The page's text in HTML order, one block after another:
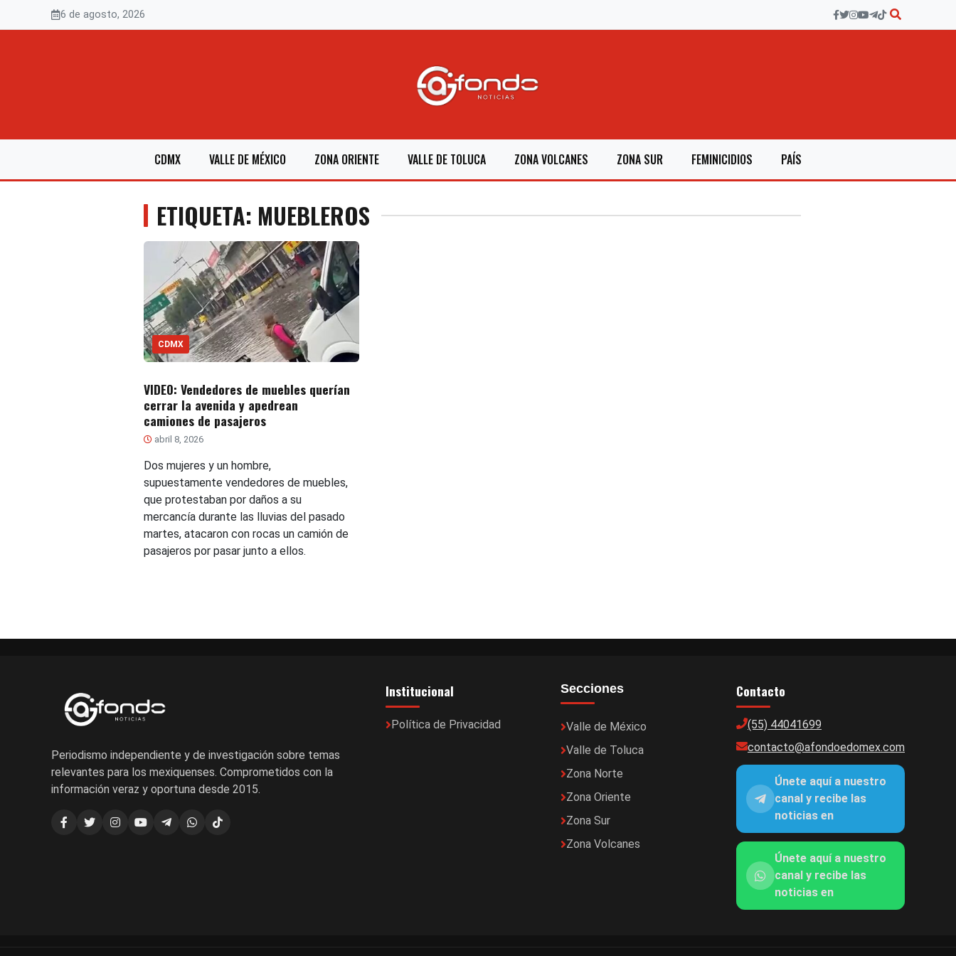
6 de agosto, 2026
CDMX VALLE DE MÉXICO ZONA ORIENTE VALLE DE TOLUCA ZONA VOLCANES ZONA SUR FEMINICIDIOS PAÍS
ETIQUETA: MUEBLEROS
CDMX
VIDEO: Vendedores de muebles querían
cerrar la avenida y apedrean
camiones de pasajeros
abril 8, 2026
Dos mujeres y un hombre,
supuestamente vendedores de muebles,
que protestaban por daños a su
mercancía durante las lluvias del pasado
martes, atacaron con rocas un camión de
pasajeros por pasar junto a ellos.
Periodismo independiente y de investigación sobre temas
relevantes para los mexiquenses. Comprometidos con la
información veraz y oportuna desde 2015.
Institucional
Política de Privacidad
Secciones
Valle de México
Valle de Toluca
Zona Norte
Zona Oriente
Zona Sur
Zona Volcanes
Contacto
(55) 44041699
contacto@afondoedomex.com
Únete aquí a nuestro
canal y recibe las
noticias en
Únete aquí a nuestro
canal y recibe las
noticias en